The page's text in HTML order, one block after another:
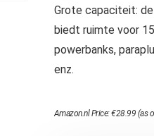
Grote capaciteit:
biedt ruimte voor
powerbanks,
enz.
Amazon.nl Price:€28.99 (as